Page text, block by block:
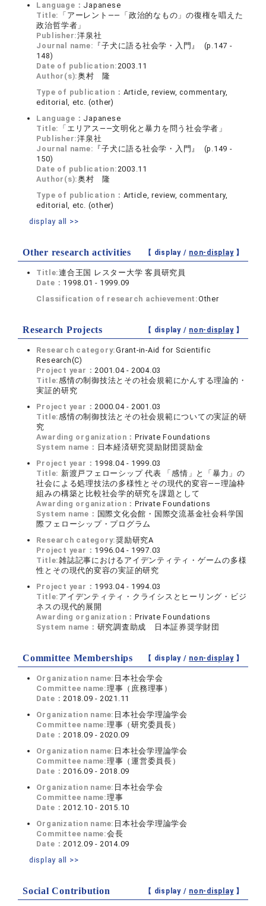
Language： Japanese
Title: 「アーレント――「政治的なもの」の復権を唱えた
政治哲学者」
Publisher:洋泉社
Journal name: 『子犬に語る社会学・入門』 (p.147 -
148)
Date of publication:2003.11
Author(s):奥村 隆
Type of publication： Article, review, commentary,
editorial, etc. (other)
Language： Japanese
Title: 「エリアス――文明化と暴力を問う社会学者」
Publisher:洋泉社
Journal name: 『子犬に語る社会学・入門』 (p.149 -
150)
Date of publication:2003.11
Author(s):奥村 隆
Type of publication： Article, review, commentary,
editorial, etc. (other)
display all >>
Other research activities 【 display / non-display】
Title:連合王国 レスター大学 客員研究員
Date： 1998.01 - 1999.09
Classification of research achievement:Other
Research Projects 【 display / non-display】
Research category:Grant-in-Aid for Scientific
Research(C)
Project year：2001.04 - 2004.03
Title:感情の制御技法とその社会規範にかんする理論的・
実証的研究
Project year：2000.04 - 2001.03
Title:感情の制御技法とその社会規範についての実証的研
究
Awarding organization：Private Foundations
System name： 日本経済研究奨励財団奨励金
Project year： 1998.04 - 1999.03
Title: 新渡戸フェローシップ 代表 「感情」と「暴力」の
社会による処理技法の多様性とその現代的変容――理論枠
組みの構築と比較社会学的研究を課題として
Awarding organization：Private Foundations
System name： 国際文化会館・国際交流基金社会科学国
際フェローシップ・プログラム
Research category:奨励研究A
Project year： 1996.04 - 1997.03
Title:雑誌記事におけるアイデンティティ・ゲームの多様
性とその現代的変容の実証的研究
Project year： 1993.04 - 1994.03
Title: アイデンティティ・クライシスとヒーリング・ビジ
ネスの現代的展開
Awarding organization：Private Foundations
System name： 研究調査助成 日本証券奨学財団
Committee Memberships 【 display / non-display】
Organization name: 日本社会学会
Committee name:理事（庶務理事）
Date：2018.09 - 2021.11
Organization name: 日本社会学理論学会
Committee name:理事（研究委員長）
Date：2018.09 - 2020.09
Organization name: 日本社会学理論学会
Committee name:理事（運営委員長）
Date：2016.09 - 2018.09
Organization name: 日本社会学会
Committee name:理事
Date：2012.10 - 2015.10
Organization name: 日本社会学理論学会
Committee name:会長
Date：2012.09 - 2014.09
display all >>
Social Contribution 【 display / non-display】